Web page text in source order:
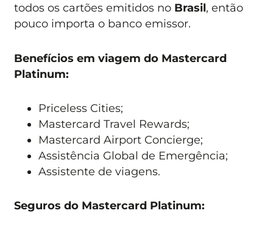
todos os cartões emitidos no Brasil, então
pouco importa o banco emissor.
Benefícios em viagem do Mastercard
Platinum:
Priceless Cities;
Mastercard Travel Rewards;
Mastercard Airport Concierge;
Assistência Global de Emergência;
Assistente de viagens.
Seguros do Mastercard Platinum: